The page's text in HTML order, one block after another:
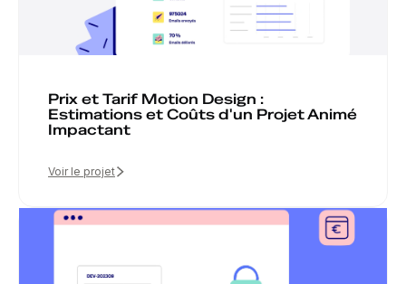
Prix et Tarif Motion Design :
Estimations et Coûts d'un Projet Animé
Impactant
Voir le projet